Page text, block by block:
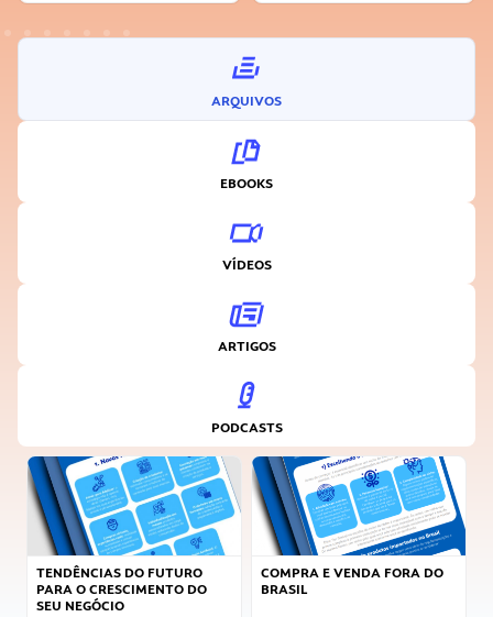
ARQUIVOS
EBOOKS
VÍDEOS
ARTIGOS
PODCASTS
TENDÊNCIAS DO FUTURO
PARA O CRESCIMENTO DO
SEU NEGÓCIO
COMPRA E VENDA FORA DO
BRASIL